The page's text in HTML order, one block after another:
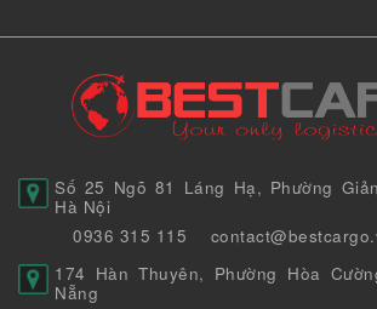
Số 25 Ngõ 81 Láng Hạ, Phường
Hà Nội
0936 315 115
174 Hàn Thuyên, Phường Hòa
Nẵng